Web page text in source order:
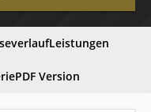
Leistungen
PDF Version